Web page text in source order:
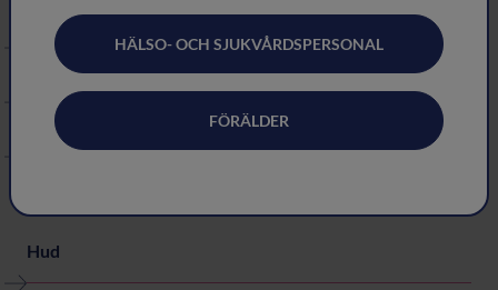
Andningssystemet
Ihållande hosta
Snuva och nysningar
Hud
HÄLSO- OCH SJUKVÅRDSPERSONAL
FÖRÄLDER